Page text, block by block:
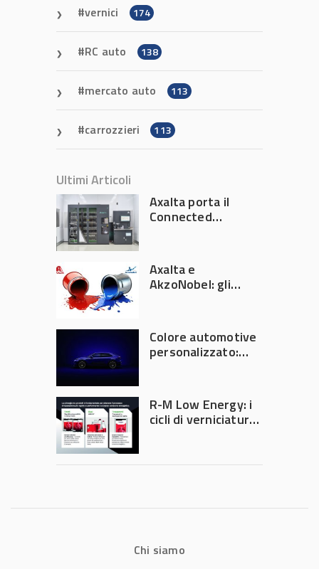
vernici 174
RC auto 138
mercato auto 113
carrozzieri 113
Ultimi Articoli
Axalta porta il
Connected
Automechanika
Frankfurt 2026
Axalta e
AkzoNobel: gli
Colore automotive
personalizzato:
diventa ingegneria
di precisione
R-M Low Energy: i
cicli di verniciatura
tempi e costi in
Chi siamo